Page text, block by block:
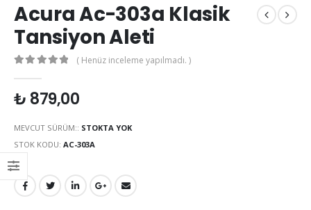
Acura Ac-303a Klasik
Tansiyon Aleti
( Henüz inceleme yapılmadı. )
₺ 879,00
MEVCUT SÜRÜM:: STOKTA YOK
STOK KODU: AC-303A